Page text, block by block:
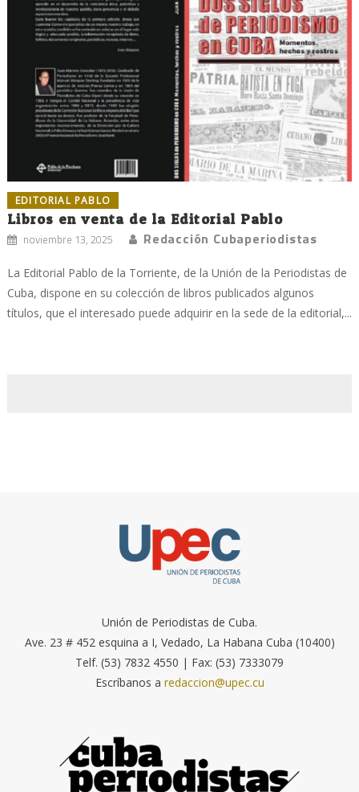
EDITORIAL PABLO
Libros en venta de la Editorial Pablo
noviembre 13, 2025 Redacción Cubaperiodistas
La Editorial Pablo de la Torriente, de la Unión de la Periodistas de
Cuba, dispone en su colección de libros publicados algunos
títulos, que el interesado puede adquirir en la sede de la editorial,...
Unión de Periodistas de Cuba.
Ave. 23 # 452 esquina a I, Vedado, La Habana Cuba (10400)
Telf. (53) 7832 4550 | Fax: (53) 7333079
Escríbanos a redaccion@upec.cu